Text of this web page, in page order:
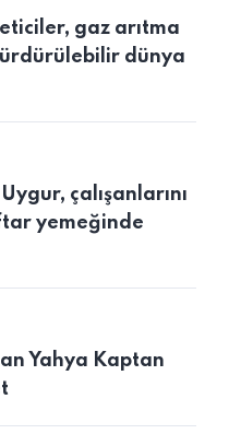
gaz arıtma
dünya
çalışanlarını
yemeğinde
Yahya Kaptan